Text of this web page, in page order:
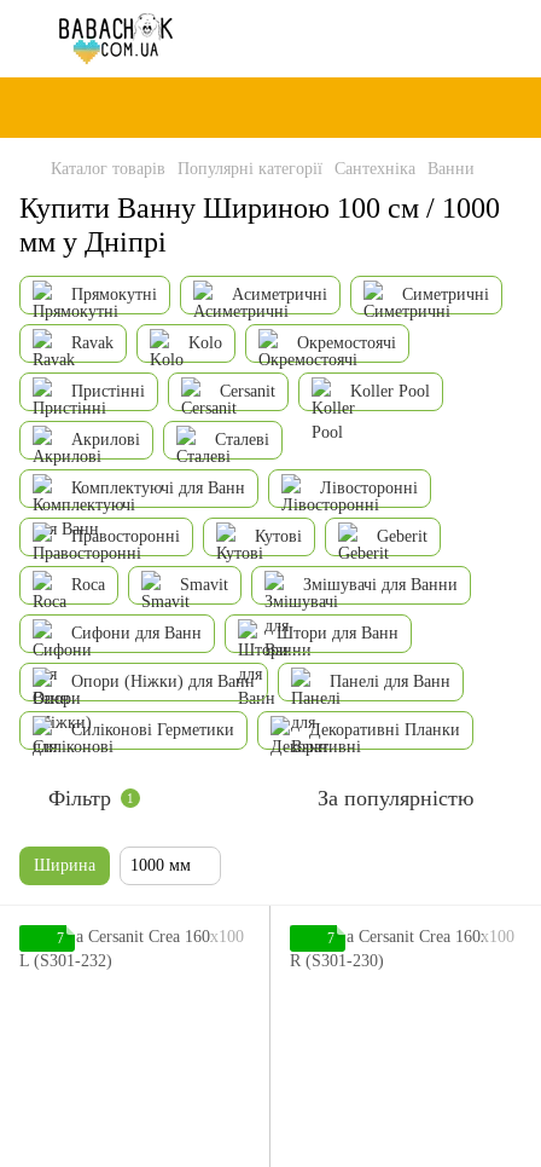
Каталог товарів Популярні категорії Сантехніка Ванни
Купити Ванну Шириною 100 см / 1000
мм у Дніпрі
Прямокутні Асиметричні Симетричні
Ravak Kolo Окремостоячі
Пристінні Cersanit Koller Pool
Акрилові Сталеві
Комплектуючі для Ванн Лівосторонні
Правосторонні Кутові Geberit
Roca Smavit Змішувачі для Ванни
Сифони для Ванн Штори для Ванн
Опори (Ніжки) для Ванн Панелі для Ванн
Силіконові Герметики Декоративні Планки
Фільтр 1 За популярністю
Ширина 1000 мм
7 7